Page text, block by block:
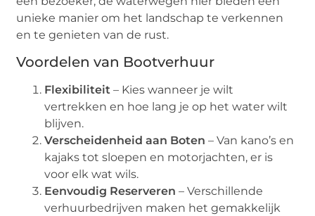
unieke manier om het landschap te verkennen
en te genieten van de rust.
Voordelen van Bootverhuur
Flexibiliteit – Kies wanneer je wilt
vertrekken en hoe lang je op het water wilt
blijven.
Verscheidenheid aan Boten – Van kano’s en
kajaks tot sloepen en motorjachten, er is
voor elk wat wils.
Eenvoudig Reserveren – Verschillende
verhuurbedrijven maken het gemakkelijk